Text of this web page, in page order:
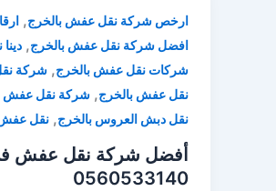
ارخص شركة نقل عفش بالخرج,
افضل شركة نقل عفش بالخرج,
شركات نقل عفش بالخرج, شركة
نقل عفش بالخرج, شركة نقل عفش
نقل دبش العروس بالخرج, نقل
أفضل شركة نقل عفش
0560533140